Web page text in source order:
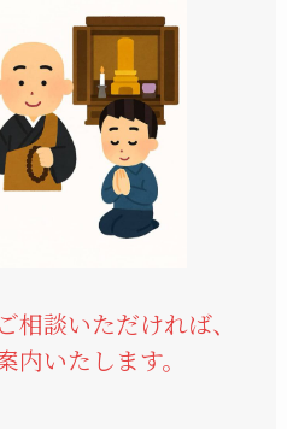
相談いただければ、
内いたします。